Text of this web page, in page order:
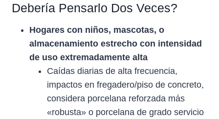
Debería Pensarlo Dos Veces?
Hogares con niños, mascotas, o
almacenamiento estrecho con intensidad
de uso extremadamente alta
Caídas diarias de alta frecuencia,
impactos en fregadero/piso de concreto,
considera porcelana reforzada más
«robusta» o porcelana de grado servicio